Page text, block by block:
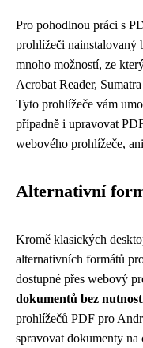
Pro pohodlnou práci s
prohlížeči nainstalovaný
mnoho možností, ze
Acrobat Reader,
Tyto prohlížeče vám
případně i upravovat
webového prohlížeče,
Alternativní
Kromě klasických
alternativních formátů
dostupné přes webový
dokumentů bez
prohlížečů PDF pro
spravovat dokumenty na